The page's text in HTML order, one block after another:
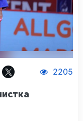
2205